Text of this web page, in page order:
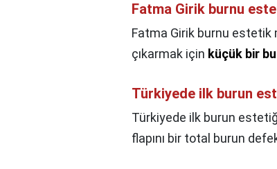
Fatma Girik burnu
Fatma Girik burnu estetik
çıkarmak için küçük bir
Türkiyede ilk burun
Türkiyede ilk burun
flapını bir total burun